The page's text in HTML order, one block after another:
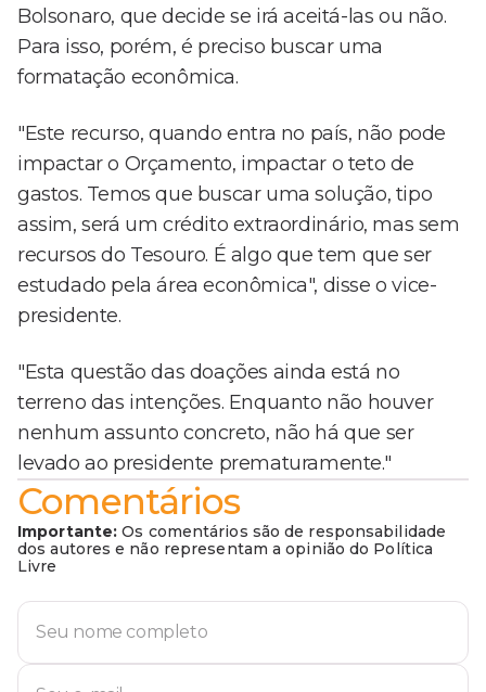
Bolsonaro, que decide se irá aceitá-las ou não.
Para isso, porém, é preciso buscar uma
formatação econômica.
"Este recurso, quando entra no país, não pode
impactar o Orçamento, impactar o teto de
gastos. Temos que buscar uma solução, tipo
assim, será um crédito extraordinário, mas sem
recursos do Tesouro. É algo que tem que ser
estudado pela área econômica", disse o vice-
presidente.
"Esta questão das doações ainda está no
terreno das intenções. Enquanto não houver
nenhum assunto concreto, não há que ser
levado ao presidente prematuramente."
Comentários
Importante: Os comentários são de responsabilidade
dos autores e não representam a opinião do Política
Livre